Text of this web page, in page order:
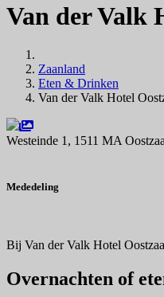
Van der Valk
Zaanland
Eten & Drinken
Van der Valk Hotel
Westeinde 1, 1511 MA
Mededeling
Bij Van der Valk Hotel
Overnachten of